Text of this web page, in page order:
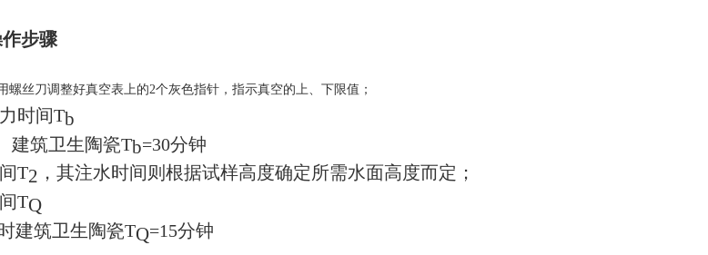
步骤
螺丝刀调整好真空表上的2个灰色指针，指示真空的上、下限值；
时间Tb
筑卫生陶瓷Tb=30分钟
T2 ，其注水时间则根据试样高度确定所需水面高度而定；
TQ
建筑卫生陶瓷TQ=15分钟